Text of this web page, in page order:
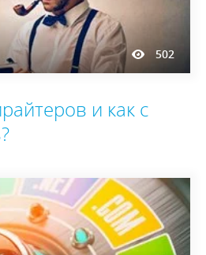
502
и как с